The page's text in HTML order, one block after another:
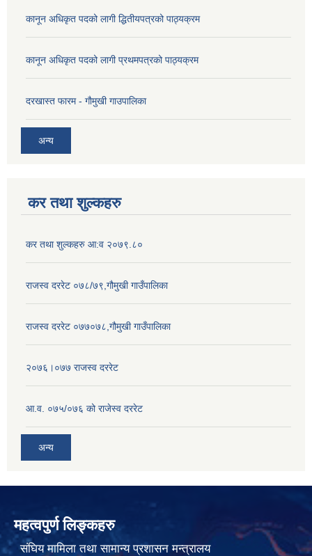
कानून अधिकृत पदको लागी द्धितीयपत्रको पाठ्यक्रम
कानून अधिकृत पदको लागी प्रथमपत्रको पाठ्यक्रम
दरखास्त फारम - गाैमुखी गाउपालिका
अन्य
कर तथा शुल्कहरु
कर तथा शुल्कहरु आ:व २०७९.८०
राजस्व दररेट ०७८/७९,गौमुखी गाउँपालिका
राजस्व दररेट ०७७०७८,गौमुखी गाउँपालिका
२०७६।०७७ राजस्व दररेट
आ.व. ०७५/०७६ को राजेस्व दररेट
अन्य
महत्वपुर्ण लिङ्कहरु
संघिय मामिला तथा सामान्य प्रशासन मन्त्रालय